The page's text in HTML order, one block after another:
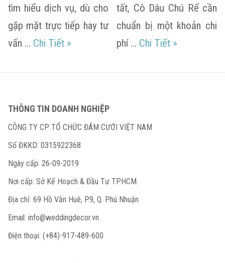
tìm hiểu dịch vụ, dù cho
gặp mặt trực tiếp hay tư
vấn … Chi Tiết Những thông tin nên chia sẻ với
»
tất, Cô Dâu Chú Rể cần
chuẩn bị một khoản chi
phí … Chi Tiết Các yếu tố
»
THÔNG TIN DOANH NGHIỆP
CÔNG TY CP TỔ CHỨC ĐÁM CƯỚI VIỆT NAM
Số ĐKKD: 0315922368
Ngày cấp: 26-09-2019
Nơi cấp: Sở Kế Hoạch & Đầu Tư TPHCM.
Địa chỉ: 69 Hồ Văn Huê, P.9, Q. Phú Nhuận
Email: info@weddingdecor.vn
Điện thoại: (+84)-917-489-600